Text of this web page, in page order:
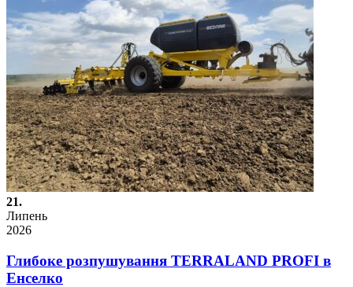
21.
Липень
2026
Глибоке розпушування TERRALAND PROFI в
Енселко